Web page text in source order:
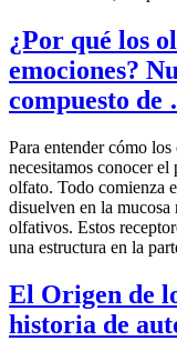
¿Por qué los
emociones?
compuesto
Para entender cómo
necesitamos conocer
olfato. Todo comienza
disuelven en la mucosa
olfativos. Estos
una estructura en la
El Origen de
historia de